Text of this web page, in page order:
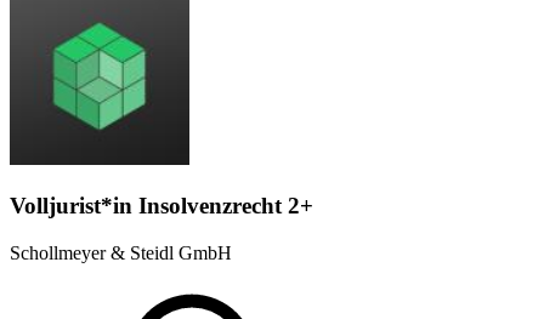
Volljurist*in Insolvenzrecht 2+
Schollmeyer & Steidl GmbH